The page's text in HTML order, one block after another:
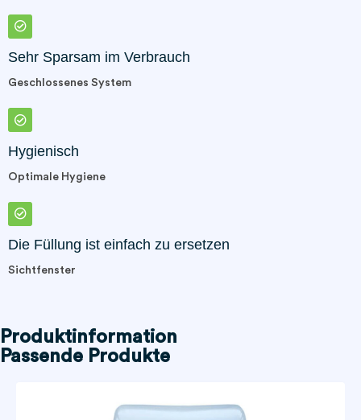
Sehr Sparsam im Verbrauch
Geschlossenes System
Hygienisch
Optimale Hygiene
Die Füllung ist einfach zu ersetzen
Sichtfenster
Produktinformation
Passende Produkte